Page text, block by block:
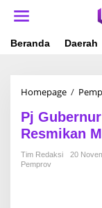
Beranda Daerah
Homepage /
Pj
Resmikan
Tim Redaksi
20
Pemprov